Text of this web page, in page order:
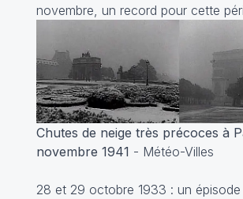
novembre, un record pour cette
Chutes de neige très précoces à
novembre 1941 - Météo-Villes
28 et 29 octobre 1933 : un épisode